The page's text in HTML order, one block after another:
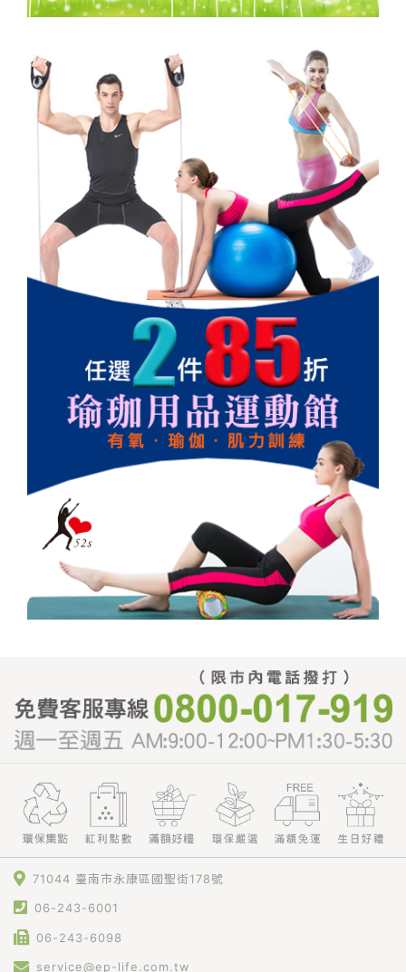
71044 臺南市永康區國聖街178號
06-243-6001
06-243-6098
service@ep-life.com.tw